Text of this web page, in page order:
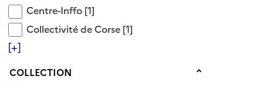
Centre-Inffo
Centre-Inffo [1]
Collectivité de Corse
Collectivité de Corse [1]
[+]
Collection
COLLECTION
Synonyme(s)
MC ;mention complémentaire CS
Voir aussi
niveau 4